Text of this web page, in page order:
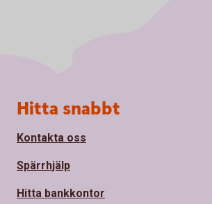
Sidfot
Hitta snabbt
Kontakta oss
Spärrhjälp
Hitta bankkontor